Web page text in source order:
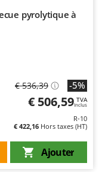
pyrolytique à
€ 536,39 -5%
€ 506,59 TVA
Inclus
R-10
€ 422,16 Hors taxes (HT)
Ajouter